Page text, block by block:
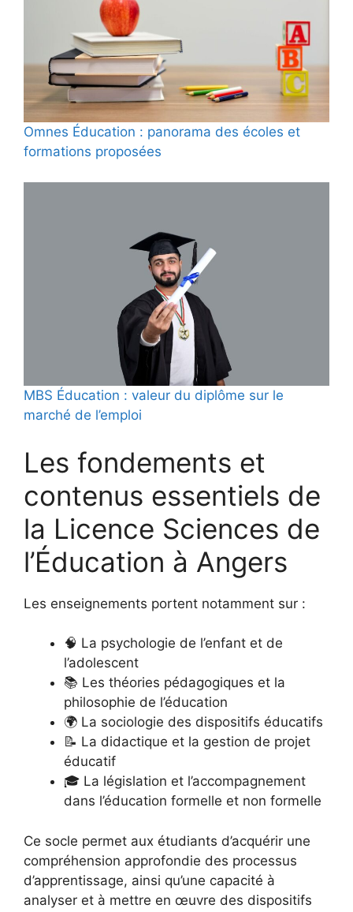
Omnes Éducation : panorama des écoles et
formations proposées
MBS Éducation : valeur du diplôme sur le
marché de l’emploi
Les fondements et
contenus essentiels de
la Licence Sciences de
l’Éducation à Angers
Les enseignements portent notamment sur :
🧠 La psychologie de l’enfant et de
l’adolescent
📚 Les théories pédagogiques et la
philosophie de l’éducation
🌍 La sociologie des dispositifs éducatifs
📝 La didactique et la gestion de projet
éducatif
🎓 La législation et l’accompagnement
dans l’éducation formelle et non formelle
Ce socle permet aux étudiants d’acquérir une
compréhension approfondie des processus
d’apprentissage, ainsi qu’une capacité à
analyser et à mettre en œuvre des dispositifs